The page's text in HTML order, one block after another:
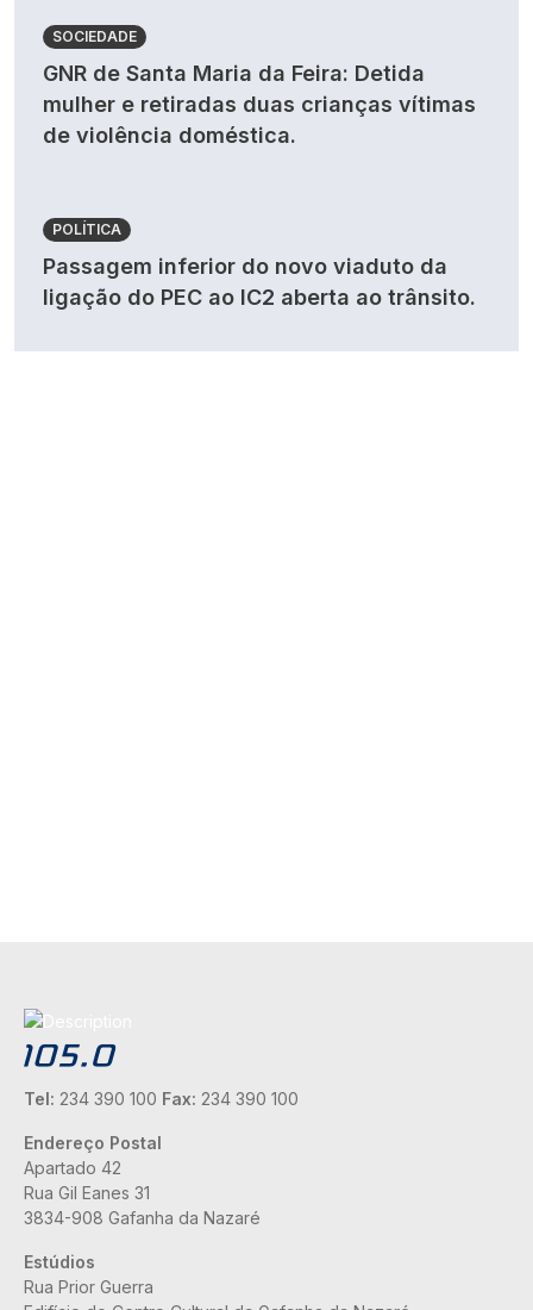
SOCIEDADE
GNR de Santa Maria da Feira: Detida
mulher e retiradas duas crianças vítimas
de violência doméstica.
POLÍTICA
Passagem inferior do novo viaduto da
ligação do PEC ao IC2 aberta ao trânsito.
Tel: 234 390 100 Fax: 234 390 100
Endereço Postal
Apartado 42
Rua Gil Eanes 31
3834-908 Gafanha da Nazaré
Estúdios
Rua Prior Guerra